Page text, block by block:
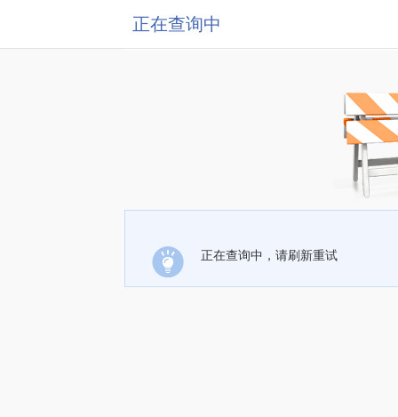
正在查询中
正在查询中，请刷新重试